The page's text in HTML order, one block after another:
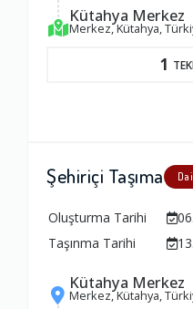
Kütahya Merkez
Merkez, Kütahya,
1
Şehiriçi Taşıma
Oluşturma Tarihi
Taşınma Tarihi
Kütahya Merkez
Merkez, Kütahya,